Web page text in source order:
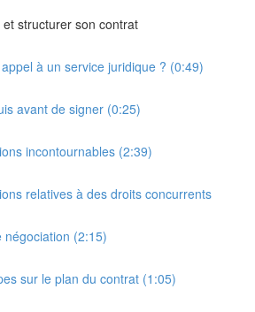
structurer son contrat
à un service juridique ? (0:49)
avant de signer (0:25)
incontournables (2:39)
relatives à des droits concurrents
négociation (2:15)
sur le plan du contrat (1:05)